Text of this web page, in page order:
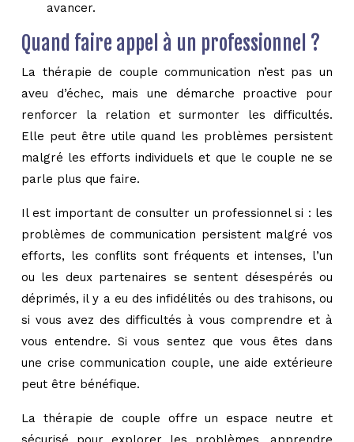
avancer.
Quand faire appel à un professionnel ?
La thérapie de couple communication n’est pas un
aveu d’échec, mais une démarche proactive pour
renforcer la relation et surmonter les difficultés.
Elle peut être utile quand les problèmes persistent
malgré les efforts individuels et que le couple ne se
parle plus que faire.
Il est important de consulter un professionnel si : les
problèmes de communication persistent malgré vos
efforts, les conflits sont fréquents et intenses, l’un
ou les deux partenaires se sentent désespérés ou
déprimés, il y a eu des infidélités ou des trahisons, ou
si vous avez des difficultés à vous comprendre et à
vous entendre. Si vous sentez que vous êtes dans
une crise communication couple, une aide extérieure
peut être bénéfique.
La thérapie de couple offre un espace neutre et